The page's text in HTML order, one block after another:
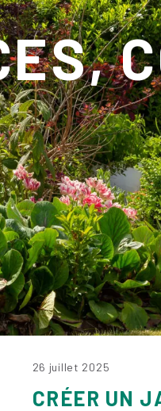
26 juillet 2025
CRÉER UN